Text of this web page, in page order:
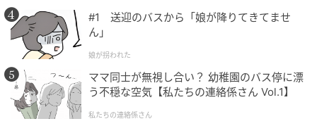
いては、自分で調べて、夫と相談しながら決めていき
たいと思うようになりました。
それまでは、母になんでも細かく相談していました
が、少しずつ話す内容を選ぶように。また、母から求
めていないアドバイスをされたときは、心配してくれ
ていることには感謝しつつ、適度に受け流すようにも
#1 送迎のバスから「娘が降りてきてませ
ん」
娘が拐われた
ママ同士が無視し合い？ 幼稚園のバス停に漂
う不穏な空気【私たちの連絡係さん Vol.1】
私たちの連絡係さん